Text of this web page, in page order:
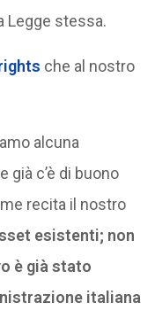
Legge stessa.
che al nostro
alcuna
già c’è di buono
recita il nostro
esistenti; non
è già stato
italiana